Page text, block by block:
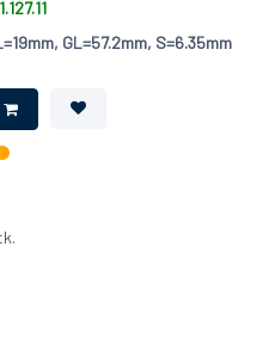
GL=57.2mm, S=6.35mm